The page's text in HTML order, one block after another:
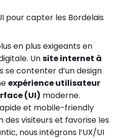
pour capter les Bordelais
en plus exigeants en
Unsite internet à
se contenter d’un design
expérience utilisateur
(UI) moderne.
et mobile-friendly
visiteurs et favorise les
nous intégrons l’UX/UI